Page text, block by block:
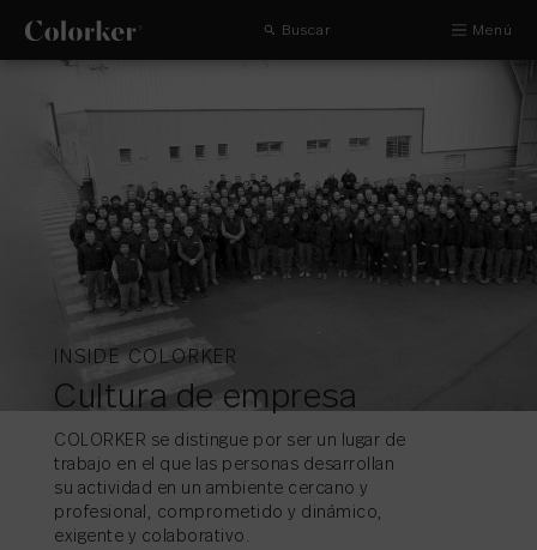
Buscar Menú
INSIDE COLORKER
Cultura de empresa
COLORKER se distingue por ser un lugar de
trabajo en el que las personas desarrollan
su actividad en un ambiente cercano y
profesional, comprometido y dinámico,
exigente y colaborativo.